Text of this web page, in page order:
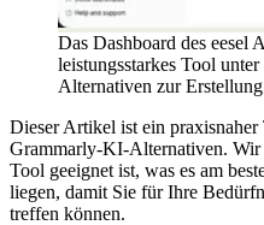
Das Dashboard des eesel
leistungsstarkes Tool
Alternativen zur
Dieser Artikel ist ein praxisnaher
Grammarly-KI-Alternativen. Wir
Tool geeignet ist, was es am
liegen, damit Sie für Ihre
treffen können.